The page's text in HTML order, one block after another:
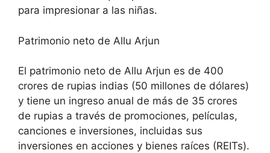
para impresionar a las niñas.
Patrimonio neto de Allu Arjun
El patrimonio neto de Allu Arjun es de 400
crores de rupias indias (50 millones de dólares)
y tiene un ingreso anual de más de 35 crores
de rupias a través de promociones, películas,
canciones e inversiones, incluidas sus
inversiones en acciones y bienes raíces (REITs).